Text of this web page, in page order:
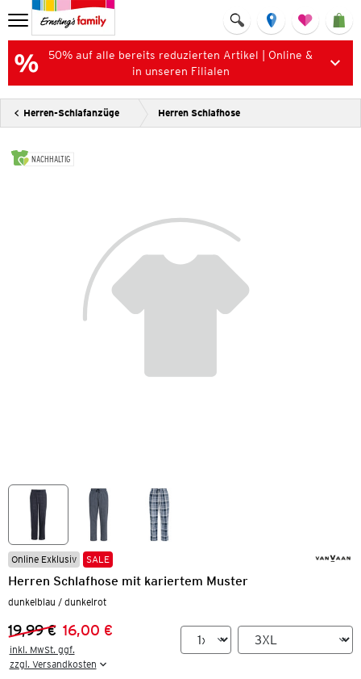
50% auf alle bereits reduzierten Artikel | Online &
in unseren Filialen
Herren-Schlafanzüge Herren Schlafhose
NACHHALTIG
Online Exklusiv SALE
Herren Schlafhose mit kariertem Muster
dunkelblau / dunkelrot
Vorheriger Preis:
19,99 €
Neuer Preis:
16,00 €
inkl. MwSt. ggf.
zzgl. Versandkosten